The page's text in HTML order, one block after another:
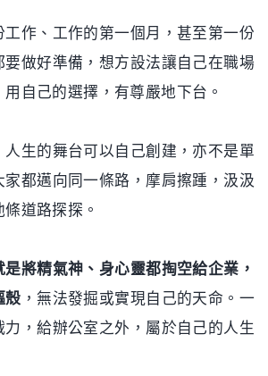
作、工作的第一個月，甚至第一份
要做好準備，想方設法讓自己在職場
自己的選擇，有尊嚴地下台。
人生的舞台可以自己創建，亦不是單
都邁向同一條路，摩肩擦踵，汲汲
道路探探。
將精氣神、身心靈都掏空給企業，
殼 ，無法發掘或實現自己的天命。一
力，給辦公室之外，屬於自己的人生